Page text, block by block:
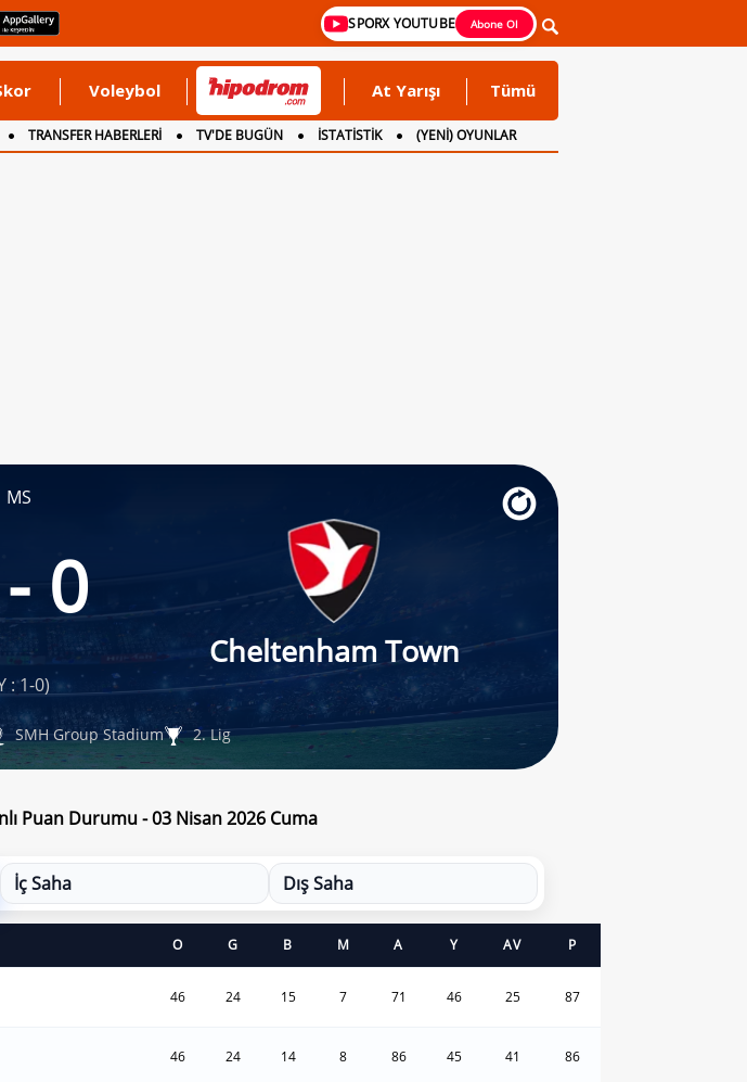
SPORX YOUTUBE Abone Ol
Voleybol At Yarışı Tümü
TRANSFER HABERLERİ TV'DE BUGÜN İSTATİSTİK
(YENİ) OYUNLAR
MS
0
Cheltenham Town
: 1-0)
SMH Group Stadium 2. Lig
Puan Durumu - 03 Nisan 2026 Cuma
İç Saha Dış Saha
O G B M A Y AV P
46 24 15 7 71 46 25 87
46 24 14 8 86 45 41 86